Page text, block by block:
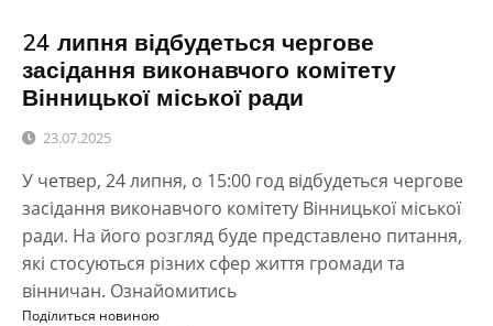
24 липня відбудеться чергове
засідання виконавчого комітету
Вінницької міської ради
23.07.2025
У четвер, 24 липня, о 15:00 год відбудеться чергове
засідання виконавчого комітету Вінницької міської
ради. На його розгляд буде представлено питання,
які стосуються різних сфер життя громади та
вінничан. Ознайомитись
Поділиться новиною